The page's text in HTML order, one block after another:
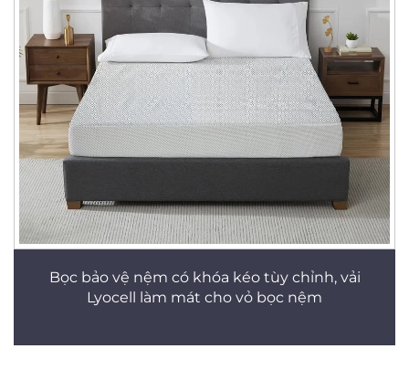
Bọc bảo vệ nệm có khóa kéo tùy chỉnh, vải
Lyocell làm mát cho vỏ bọc nệm